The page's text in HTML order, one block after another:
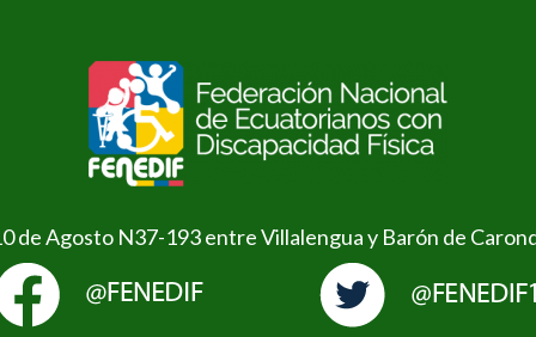
de Agosto N37-193 entre Villalengua y Barón de